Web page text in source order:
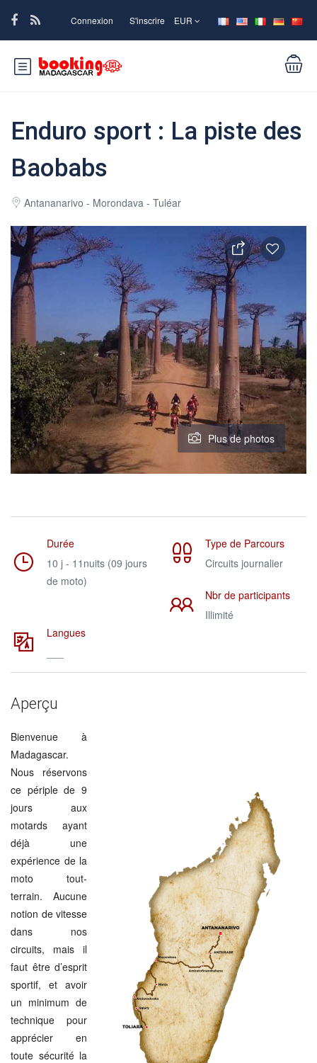
Connexion S'inscrire EUR
Enduro sport : La piste des
Baobabs
Antananarivo - Morondava - Tuléar
Plus de photos
Durée
10 j - 11nuits (09 jours
de moto)
Type de Parcours
Circuits journalier
Nbr de participants
Illimité
Langues
Aperçu
Bienvenue à
Madagascar.
Nous réservons
ce périple de 9
jours aux
motards ayant
déjà une
expérience de la
moto tout-
terrain. Aucune
notion de vitesse
dans nos
circuits, mais il
faut être d’esprit
sportif, et avoir
un minimum de
technique pour
apprécier en
toute sécurité la